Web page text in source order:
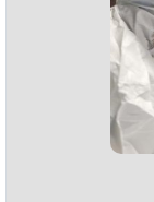
sayı isə 1